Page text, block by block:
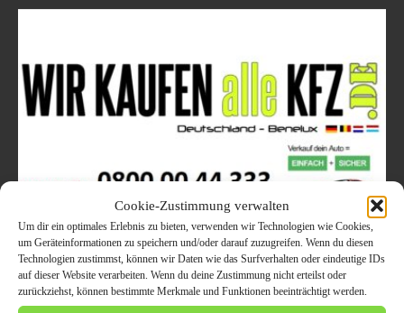
Cookie-Zustimmung verwalten
Um dir ein optimales Erlebnis zu bieten, verwenden wir Technologien wie Cookies,
um Geräteinformationen zu speichern und/oder darauf zuzugreifen. Wenn du diesen
Technologien zustimmst, können wir Daten wie das Surfverhalten oder eindeutige IDs
auf dieser Website verarbeiten. Wenn du deine Zustimmung nicht erteilst oder
zurückziehst, können bestimmte Merkmale und Funktionen beeinträchtigt werden.
Ein Auto in Köln verkaufen
AUTO UND VERKEHR
6. Mai 2020